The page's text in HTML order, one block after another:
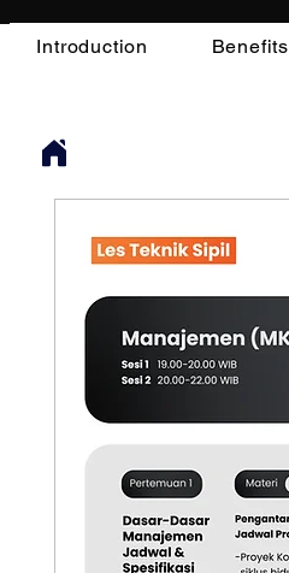
Introduction Benefits